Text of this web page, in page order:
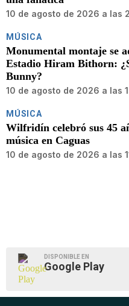
10 de agosto de 2026 a las
MÚSICA
Monumental montaje se
Estadio Hiram Bithorn:
Bunny?
10 de agosto de 2026 a las
MÚSICA
Wilfridín celebró sus 45
música en Caguas
10 de agosto de 2026 a las
DISPONIBLE EN
Google Play